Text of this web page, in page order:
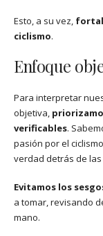
Esto, a su vez,
ciclismo.
Enfoque
Para interpretar
objetiva,
verificables.
pasión por el
verdad detrás de
Evitamos los
a tomar, revisando
mano.